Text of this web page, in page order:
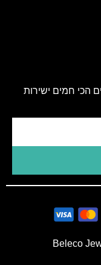
הכי חמים ישירות